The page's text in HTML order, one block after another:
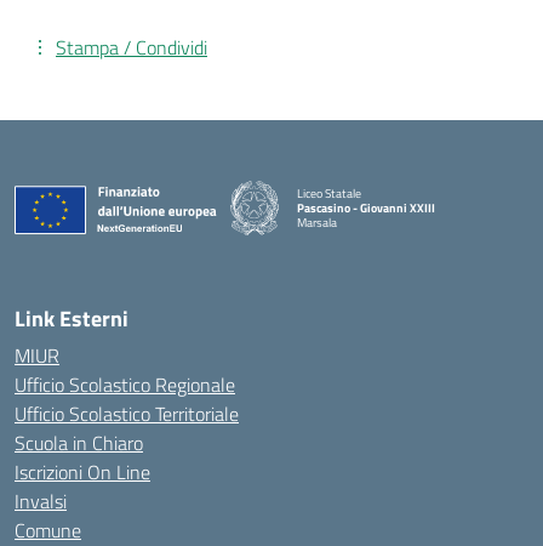
Stampa / Condividi
Liceo Statale
Pascasino - Giovanni XXIII
Marsala
Link Esterni
MIUR
Ufficio Scolastico Regionale
Ufficio Scolastico Territoriale
Scuola in Chiaro
Iscrizioni On Line
Invalsi
Comune